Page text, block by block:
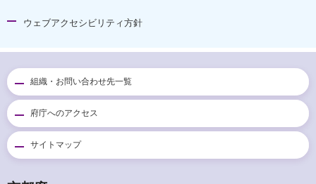
ウェブアクセシビリティ方針
組織・お問い合わせ先一覧
府庁へのアクセス
サイトマップ